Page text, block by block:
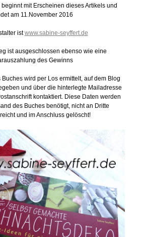
mit Erscheinen dieses Artikels und
am 11.November 2016
istwww.sabine-seyffert.de
ist ausgeschlossen ebenso wie eine
des Gewinns
wird per Los ermittelt, auf dem Blog
und über die hinterlegte Mailadresse
kontaktiert. Diese Daten werden
des Buches benötigt, nicht an Dritte
und im Anschluss gelöscht!